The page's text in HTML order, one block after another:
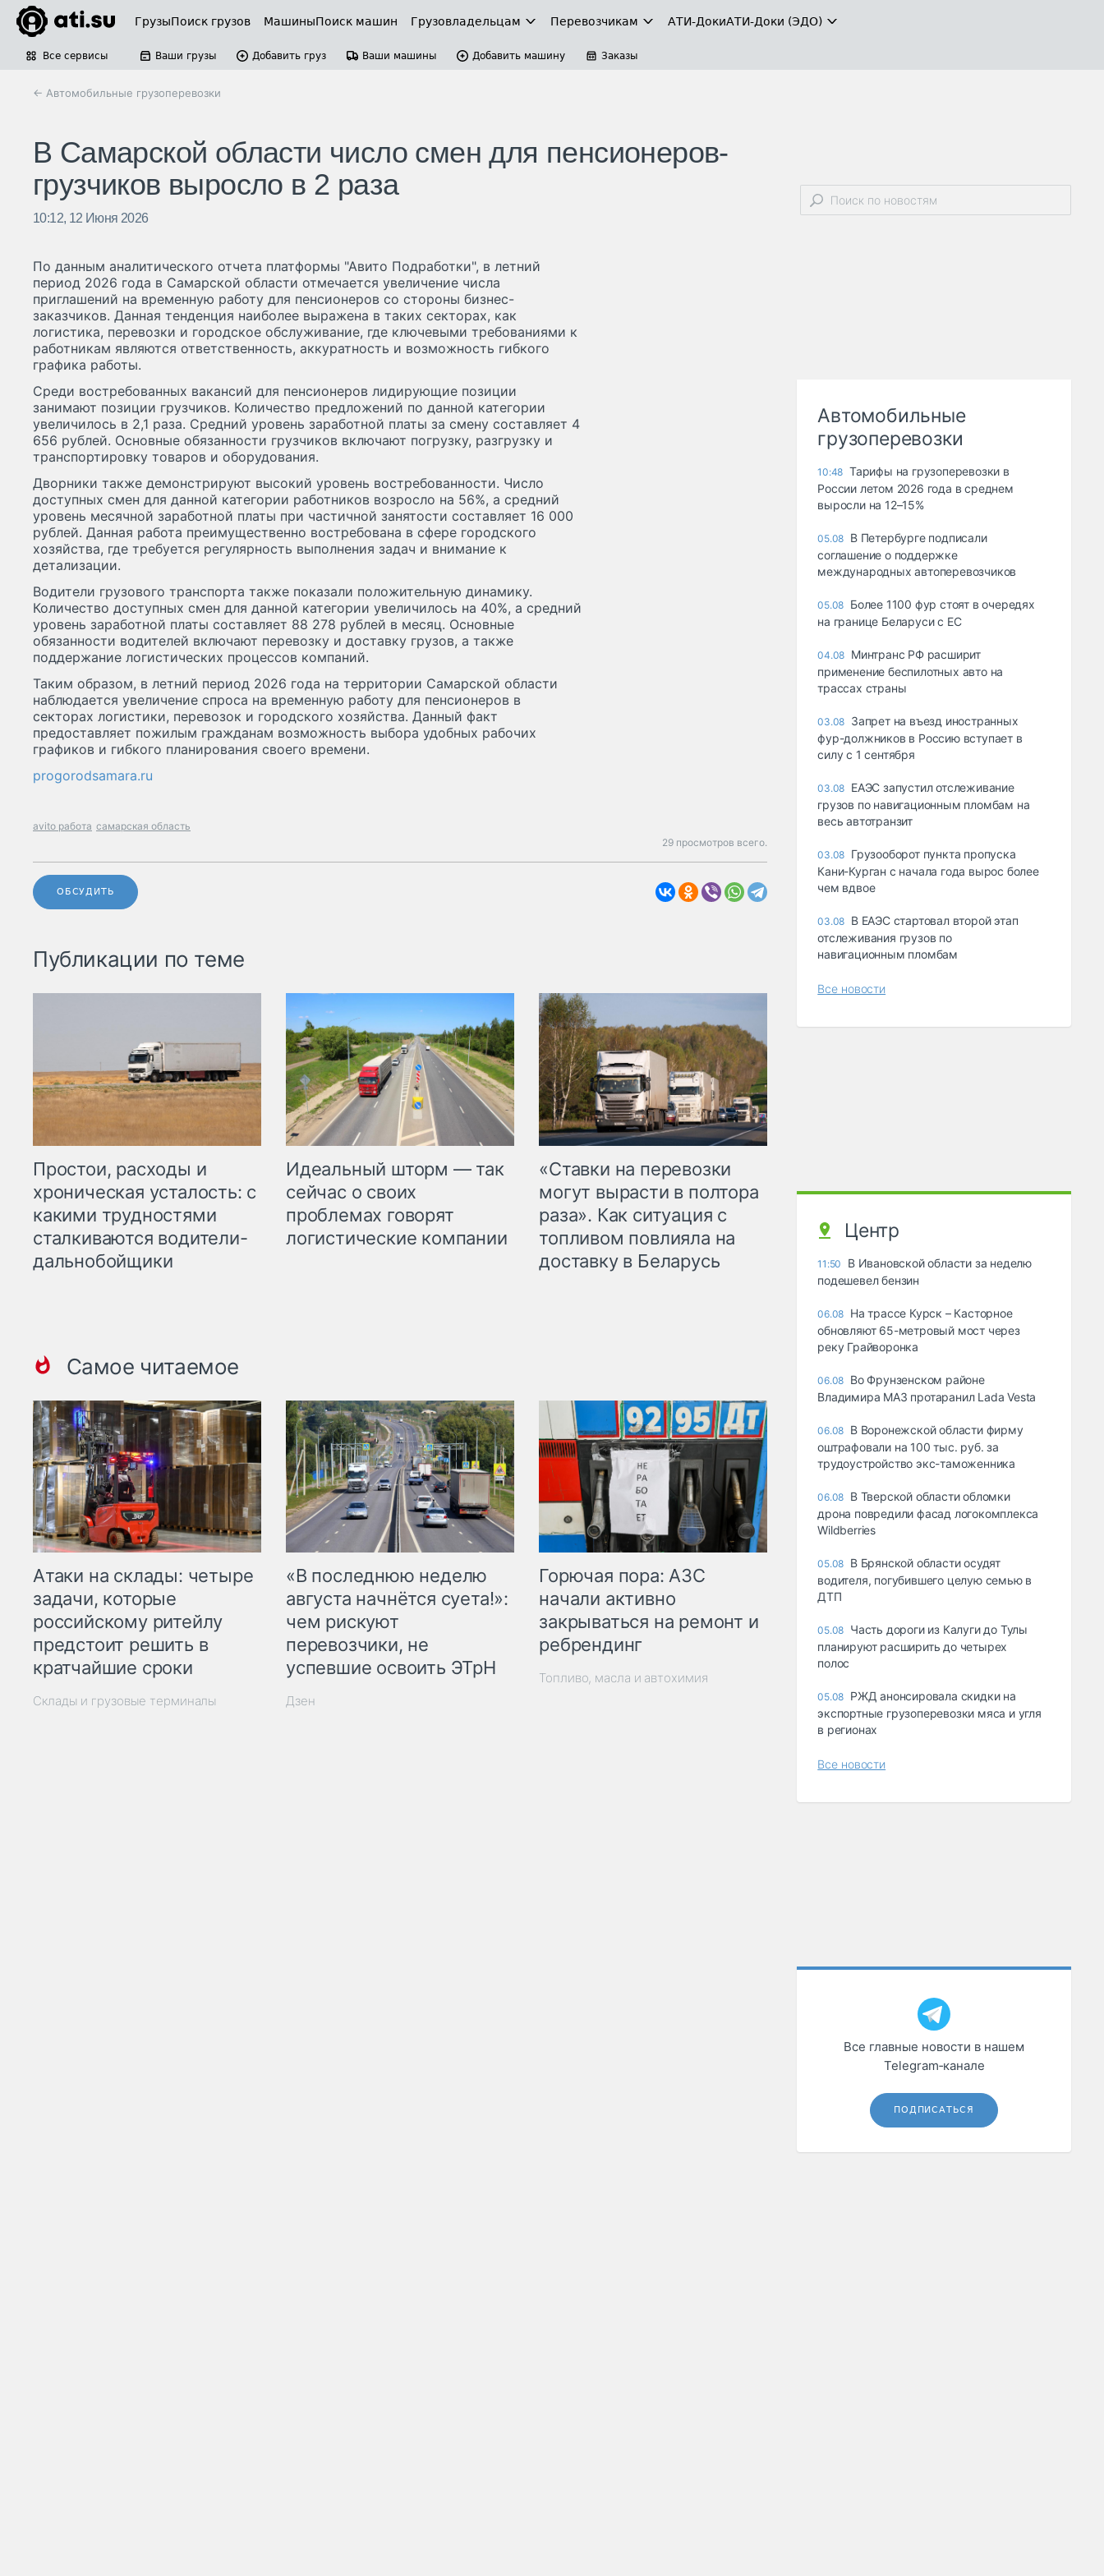
ГрузыПоиск грузов МашиныПоиск машин Грузовладельцам Перевозчикам АТИ-ДокиАТИ-Доки (ЭДО)
Все сервисы Ваши грузы Добавить груз Ваши машины Добавить машину Заказы
← Автомобильные грузоперевозки
В Самарской области число смен для пенсионеров-
грузчиков выросло в 2 раза
10:12, 12 Июня 2026
По данным аналитического отчета платформы "Авито Подработки", в летний
период 2026 года в Самарской области отмечается увеличение числа
приглашений на временную работу для пенсионеров со стороны бизнес-
заказчиков. Данная тенденция наиболее выражена в таких секторах, как
логистика, перевозки и городское обслуживание, где ключевыми требованиями к
работникам являются ответственность, аккуратность и возможность гибкого
графика работы.
Среди востребованных вакансий для пенсионеров лидирующие позиции
занимают позиции грузчиков. Количество предложений по данной категории
увеличилось в 2,1 раза. Средний уровень заработной платы за смену составляет 4
656 рублей. Основные обязанности грузчиков включают погрузку, разгрузку и
транспортировку товаров и оборудования.
Дворники также демонстрируют высокий уровень востребованности. Число
доступных смен для данной категории работников возросло на 56%, а средний
уровень месячной заработной платы при частичной занятости составляет 16 000
рублей. Данная работа преимущественно востребована в сфере городского
хозяйства, где требуется регулярность выполнения задач и внимание к
детализации.
Водители грузового транспорта также показали положительную динамику.
Количество доступных смен для данной категории увеличилось на 40%, а средний
уровень заработной платы составляет 88 278 рублей в месяц. Основные
обязанности водителей включают перевозку и доставку грузов, а также
поддержание логистических процессов компаний.
Таким образом, в летний период 2026 года на территории Самарской области
наблюдается увеличение спроса на временную работу для пенсионеров в
секторах логистики, перевозок и городского хозяйства. Данный факт
предоставляет пожилым гражданам возможность выбора удобных рабочих
графиков и гибкого планирования своего времени.
progorodsamara.ru
avito работа самарская область
29 просмотров всего.
ОБСУДИТЬ
Публикации по теме
Простои, расходы и
хроническая усталость: с
какими трудностями
сталкиваются водители-
дальнобойщики
Идеальный шторм — так
сейчас о своих
проблемах говорят
логистические компании
«Ставки на перевозки
могут вырасти в полтора
раза». Как ситуация с
топливом повлияла на
доставку в Беларусь
Самое читаемое
Атаки на склады: четыре
задачи, которые
российскому ритейлу
предстоит решить в
кратчайшие сроки
Склады и грузовые терминалы
«В последнюю неделю
августа начнётся суета!»:
чем рискуют
перевозчики, не
успевшие освоить ЭТрН
Дзен
Горючая пора: АЗС
начали активно
закрываться на ремонт и
ребрендинг
Топливо, масла и автохимия
Автомобильные
грузоперевозки
10:48 Тарифы на грузоперевозки в
России летом 2026 года в среднем
выросли на 12–15%
05.08 В Петербурге подписали
соглашение о поддержке
международных автоперевозчиков
05.08 Более 1100 фур стоят в очередях
на границе Беларуси с ЕС
04.08 Минтранс РФ расширит
применение беспилотных авто на
трассах страны
03.08 Запрет на въезд иностранных
фур-должников в Россию вступает в
силу с 1 сентября
03.08 ЕАЭС запустил отслеживание
грузов по навигационным пломбам на
весь автотранзит
03.08 Грузооборот пункта пропуска
Кани-Курган с начала года вырос более
чем вдвое
03.08 В ЕАЭС стартовал второй этап
отслеживания грузов по
навигационным пломбам
Все новости
Центр
11:50
В Ивановской области за неделю
подешевел бензин
06.08 На трассе Курск – Касторное
обновляют 65-метровый мост через
реку Грайворонка
06.08 Во Фрунзенском районе
Владимира МАЗ протаранил Lada Vesta
06.08 В Воронежской области фирму
оштрафовали на 100 тыс. руб. за
трудоустройство экс-таможенника
06.08 В Тверской области обломки
дрона повредили фасад логокомплекса
Wildberries
05.08 В Брянской области осудят
водителя, погубившего целую семью в
ДТП
05.08 Часть дороги из Калуги до Тулы
планируют расширить до четырех
полос
05.08 РЖД анонсировала скидки на
экспортные грузоперевозки мяса и угля
в регионах
Все новости
Все главные новости в нашем
Telegram‑канале
ПОДПИСАТЬСЯ